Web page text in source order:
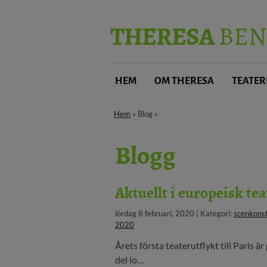
THERESA
HEM OM THERESA
Hem » Blog »
Blogg
Aktuellt i europeisk
lördag 8 februari, 2020 | Kategori:
2020
Årets första teaterutflykt till Paris är
del lo…